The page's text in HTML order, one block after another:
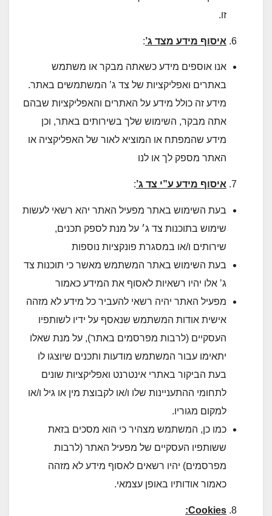
זו.
איסוף מידע מצד ג’
:
אנו אוספים מידע כשאתה מבקר או משתמש
באתרים ואפליקציות של צד ג’ המשתמשים באתר.
מידע זה כולל מידע על האתרים והאפליקציות שבהם
אתה מבקר, השימוש שלך בשירותים באתר, וכן
מידע שהמפתח או המוציא לאור של האפליקציה או
האתר מספק לך או לנו
איסוף מידע ע”י צד ג’
:
בעת השימוש באתר מפעיל האתר יהא רשאי לעשות
שימוש בתוכנות צד ג׳ על מנת לספק תכנים,
שירותים ו/או במסגרת פונקציות נוספות
בעת השימוש באתר המשתמש מאשר כי תוכנות צד
ג’ אלו יהיו רשאיות לאסוף את המידע כאמור
מפעיל האתר יהיה רשאי להעביר כל מידע לא מזהה
אישית אודות המשתמש שנאסף על ידיו לשותפיו
העסקיים (לרבות מפרסמים באתר), על מנת שאלו
יתאימו עבור המשתמש מודעות ותכנים שיוצגו לו
בעת הביקור באתרי אינטרנט ואפליקציות שונים
לתחומי ההתעניינות שלו ו/או לקבוצת מין או גיל ו/או
למקום מגוריו.
כמו כן, המשתמש מצהיר כי הוא מסכים בזאת
ששותפיו העסקיים של מפעיל האתר (לרבות
מפרסמים) יהיו רשאים לאסוף מידע לא מזהה
כאמור אודותיו באופן עצמאי.
Cookies
: